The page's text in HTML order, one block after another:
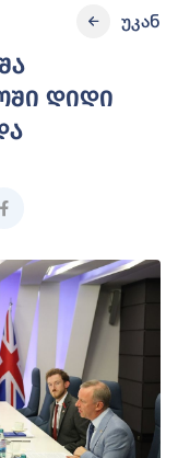
დიდი
უკან